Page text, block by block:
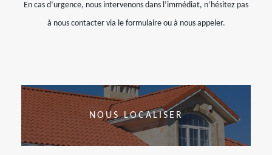
En cas d’urgence, nous intervenons dans l’immédiat, n’hésitez pas
à nous contacter via le formulaire ou à nous appeler.
NOUS LOCALISER